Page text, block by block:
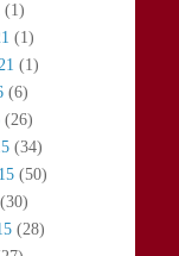
(1)
(1)
(1)
(6)
(26)
(34)
(50)
(30)
(28)